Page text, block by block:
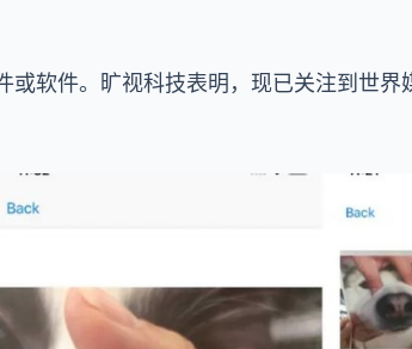
或软件。旷视科技表明，现已关注到世